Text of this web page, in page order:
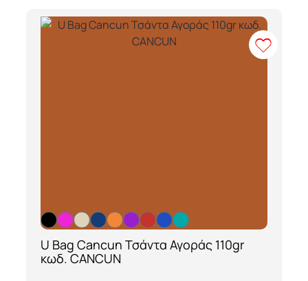
[ti_wishlists_addtowishlist loop=yes]
U Bag Cancun Τσάντα Αγοράς 110gr
κωδ. CANCUN